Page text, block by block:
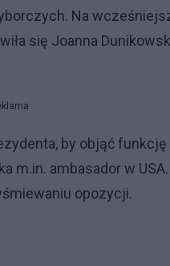
Na
się Joanna
by objąć
m.in. ambasador w
opozycji.